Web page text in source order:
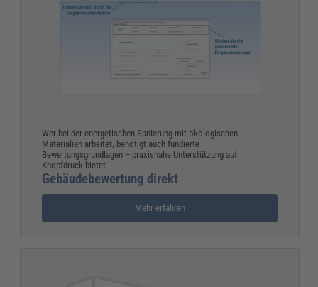
Wer bei der energetischen Sanierung mit ökologischen
Materialien arbeitet, benötigt auch fundierte
Bewertungsgrundlagen – praxisnahe Unterstützung auf
Knopfdruck bietet
Gebäudebewertung direkt
Mehr erfahren